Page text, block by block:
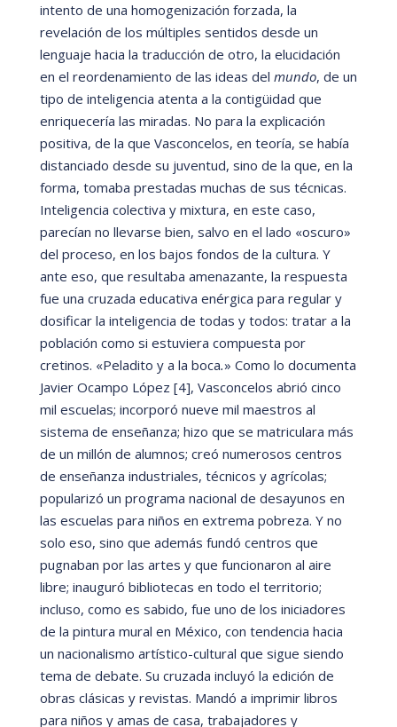
intento de una homogenización forzada, la
revelación de los múltiples sentidos desde un
lenguaje hacia la traducción de otro, la elucidación
en el reordenamiento de las ideas del mundo, de un
tipo de inteligencia atenta a la contigüidad que
enriquecería las miradas. No para la explicación
positiva, de la que Vasconcelos, en teoría, se había
distanciado desde su juventud, sino de la que, en la
forma, tomaba prestadas muchas de sus técnicas.
Inteligencia colectiva y mixtura, en este caso,
parecían no llevarse bien, salvo en el lado «oscuro»
del proceso, en los bajos fondos de la cultura. Y
ante eso, que resultaba amenazante, la respuesta
fue una cruzada educativa enérgica para regular y
dosificar la inteligencia de todas y todos: tratar a la
población como si estuviera compuesta por
cretinos. «Peladito y a la boca.» Como lo documenta
Javier Ocampo López [4], Vasconcelos abrió cinco
mil escuelas; incorporó nueve mil maestros al
sistema de enseñanza; hizo que se matriculara más
de un millón de alumnos; creó numerosos centros
de enseñanza industriales, técnicos y agrícolas;
popularizó un programa nacional de desayunos en
las escuelas para niños en extrema pobreza. Y no
solo eso, sino que además fundó centros que
pugnaban por las artes y que funcionaron al aire
libre; inauguró bibliotecas en todo el territorio;
incluso, como es sabido, fue uno de los iniciadores
de la pintura mural en México, con tendencia hacia
un nacionalismo artístico-cultural que sigue siendo
tema de debate. Su cruzada incluyó la edición de
obras clásicas y revistas. Mandó a imprimir libros
para niños y amas de casa, trabajadores y